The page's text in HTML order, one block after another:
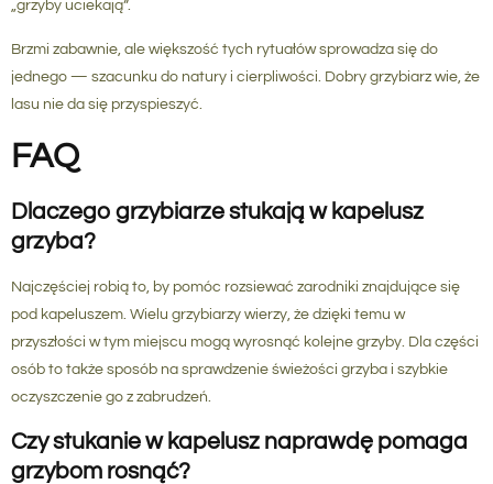
„grzyby uciekają”.
Brzmi zabawnie, ale większość tych rytuałów sprowadza się do
jednego — szacunku do natury i cierpliwości. Dobry grzybiarz wie, że
lasu nie da się przyspieszyć.
FAQ
Dlaczego grzybiarze stukają w kapelusz
grzyba?
Najczęściej robią to, by pomóc rozsiewać zarodniki znajdujące się
pod kapeluszem. Wielu grzybiarzy wierzy, że dzięki temu w
przyszłości w tym miejscu mogą wyrosnąć kolejne grzyby. Dla części
osób to także sposób na sprawdzenie świeżości grzyba i szybkie
oczyszczenie go z zabrudzeń.
Czy stukanie w kapelusz naprawdę pomaga
grzybom rosnąć?